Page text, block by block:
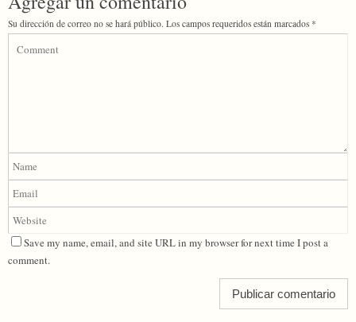
Su dirección de correo no se hará público. Los campos requeridos están marcados *
Save my name, email, and site URL in my browser for next time I post a
comment.